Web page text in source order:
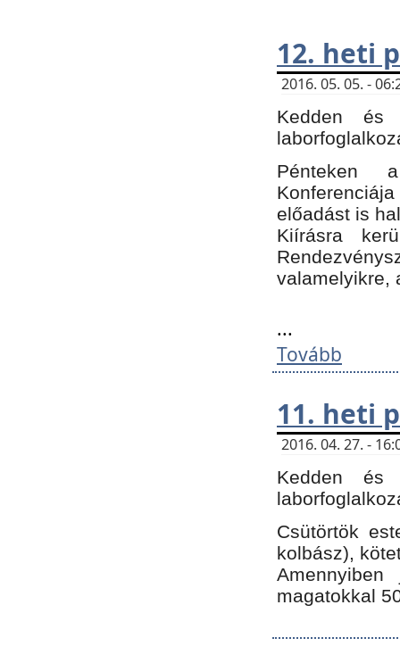
12. heti
2016. 05. 05. -
Kedden és
Pénteken
előadást is
Kiírásra
valamelyikre,
...
Tovább
11. heti
2016. 04. 27. -
Kedden és
Csütörtök
kolbász),
Amennyiben
magatokkal